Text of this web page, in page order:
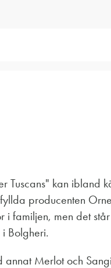
Tuscans" kan ibland
producenten
i familjen, men det
Bolgheri.
Merlot och